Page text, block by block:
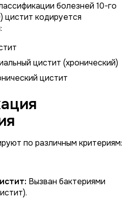
болезней 10-го
кодируется
цистит (хронический)
цистит
по различным критериям:
Вызван бактериями